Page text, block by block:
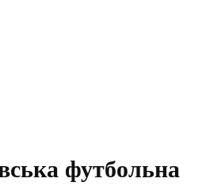
футбольна